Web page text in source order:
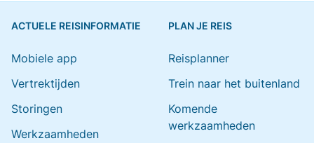
ACTUELE REISINFORMATIE
Mobiele app
Vertrektijden
Storingen
Werkzaamheden
PLAN JE REIS
Reisplanner
Trein naar het buitenland
Komende
werkzaamheden